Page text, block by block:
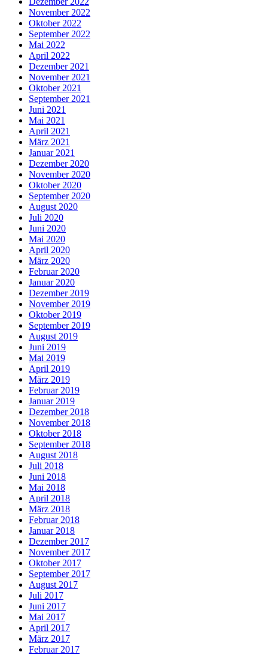
November 2022
Oktober 2022
September 2022
Mai 2022
April 2022
Dezember 2021
November 2021
Oktober 2021
September 2021
Juni 2021
Mai 2021
April 2021
März 2021
Januar 2021
Dezember 2020
November 2020
Oktober 2020
September 2020
August 2020
Juli 2020
Juni 2020
Mai 2020
April 2020
März 2020
Februar 2020
Januar 2020
Dezember 2019
November 2019
Oktober 2019
September 2019
August 2019
Juni 2019
Mai 2019
April 2019
März 2019
Februar 2019
Januar 2019
Dezember 2018
November 2018
Oktober 2018
September 2018
August 2018
Juli 2018
Juni 2018
Mai 2018
April 2018
März 2018
Februar 2018
Januar 2018
Dezember 2017
November 2017
Oktober 2017
September 2017
August 2017
Juli 2017
Juni 2017
Mai 2017
April 2017
März 2017
Februar 2017